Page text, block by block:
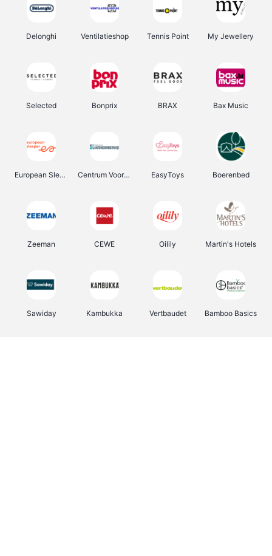
Delonghi Ventilatieshop Tennis Point My Jewellery
Selected Bonprix BRAX Bax Music
European Sleeper Centrum Voor Avondonderwijs EasyToys Boerenbed
Zeeman CEWE Oilily Martin's Hotels
Sawiday Kambukka Vertbaudet Bamboo Basics